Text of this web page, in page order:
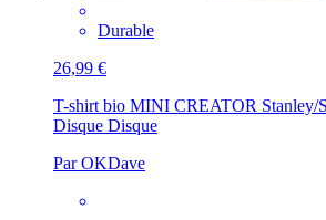
Durable
26,99 €
T-shirt bio MINI CREATOR Stanley/
Disque Disque
Par OKDave